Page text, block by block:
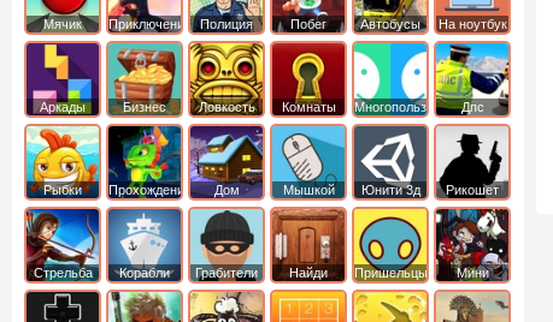
Мячик Приключения Полиция Побег Автобусы На ноутбук
Аркады
Бизнес
симуляторы
Ловкость Комнаты Многопользовательские
Дпс
Рыбки Прохождение Дом Мышкой Юнити 3д Рикошет
Cтрельба
из лука
Корабли Грабители
Найди
выход
Пришельцы Мини